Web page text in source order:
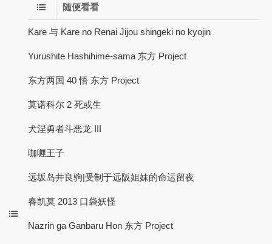
随便看看
Kare 与 Kare no Renai Jijou shingeki no kyojin
Yurushite Hashihime-sama 东方 Project
东方两国 40 悟 东方 Project
莫诺科尔 2 死或生
犬涅勇者斗恶龙 III
咖喱王子
远坂岛井良驹|受制于远阪姐妹的命运留夜
春凯莫 2013 口袋妖怪
Nazrin ga Ganbaru Hon 东方 Project